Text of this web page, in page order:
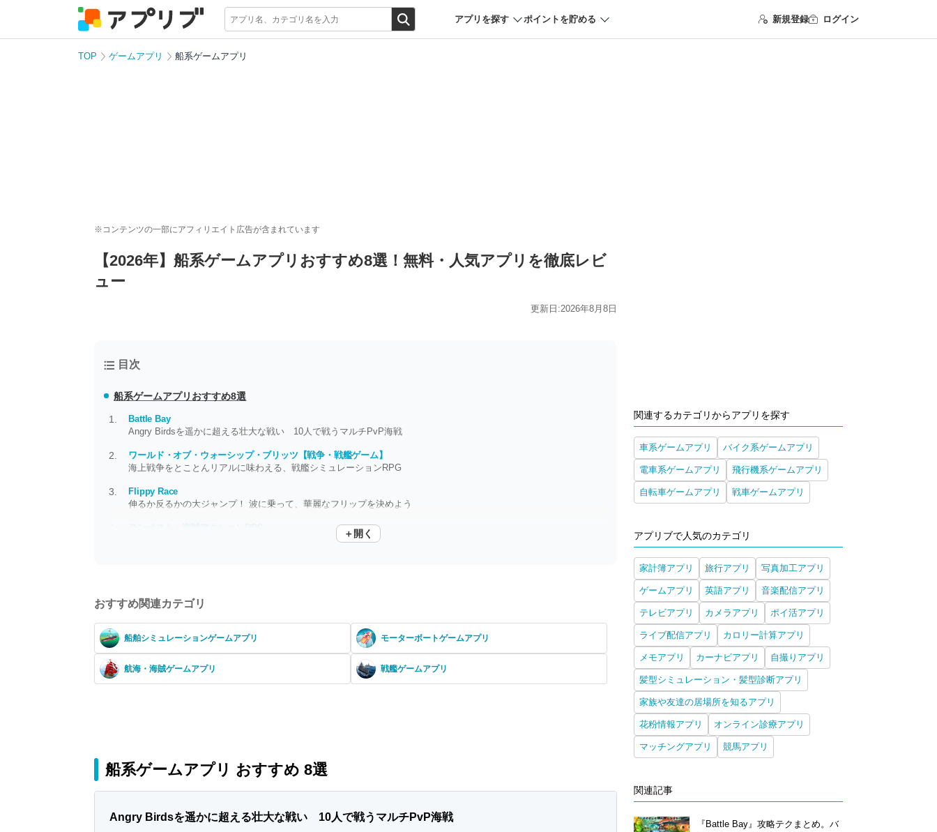
アプリを探す ポイントを貯める 新規登録 ログイン
TOP ゲームアプリ 船系ゲームアプリ
※コンテンツの一部にアフィリエイト広告が含まれています
【2026年】船系ゲームアプリおすすめ8選！無料・人気アプリを徹底レビ
ュー
更新日:2026年8月8日
目次
船系ゲームアプリおすすめ8選
Battle Bay
Angry Birdsを遥かに超える壮大な戦い 10人で戦うマルチPvP海戦
ワールド・オブ・ウォーシップ・ブリッツ【戦争・戦艦ゲーム】
海上戦争をとことんリアルに味わえる、戦艦シミュレーションRPG
Flippy Race
伸るか反るかの大ジャンプ！ 波に乗って、華麗なフリップを決めよう
海で生きる猛者たち クラーケンを超え、ジョリーロジャーの宝を手に！
＋開く
おすすめ関連カテゴリ
船舶シミュレーションゲームアプリ モーターボートゲームアプリ
航海・海賊ゲームアプリ 戦艦ゲームアプリ
船系ゲームアプリ おすすめ 8選
Angry Birdsを遥かに超える壮大な戦い 10人で戦うマルチPvP海戦
関連するカテゴリからアプリを探す
車系ゲームアプリ バイク系ゲームアプリ
電車系ゲームアプリ 飛行機系ゲームアプリ
自転車ゲームアプリ 戦車ゲームアプリ
アプリブで人気のカテゴリ
家計簿アプリ 旅行アプリ 写真加工アプリ
ゲームアプリ 英語アプリ 音楽配信アプリ
テレビアプリ カメラアプリ ポイ活アプリ
ライブ配信アプリ カロリー計算アプリ
メモアプリ カーナビアプリ 自撮りアプリ
髪型シミュレーション・髪型診断アプリ
家族や友達の居場所を知るアプリ
花粉情報アプリ オンライン診療アプリ
マッチングアプリ 競馬アプリ
関連記事
『Battle Bay』攻略テクまとめ。バ